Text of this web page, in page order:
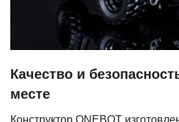
Качество и
месте
Конструктор ONEBOT